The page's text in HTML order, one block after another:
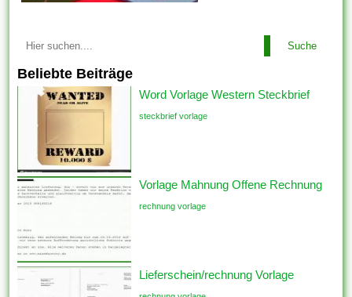
Suche
Beliebte Beiträge
Word Vorlage Western Steckbrief
steckbrief vorlage
Vorlage Mahnung Offene Rechnung
rechnung vorlage
Lieferschein/rechnung Vorlage